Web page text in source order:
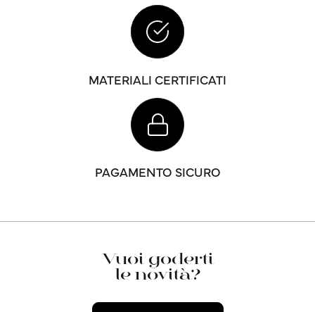
MATERIALI CERTIFICATI
PAGAMENTO SICURO
Vuoi goderti
le novità?